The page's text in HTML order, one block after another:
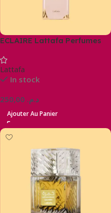
ECLAIRE Lattafa Perfumes
Lattafa
In stock
د.م.
Ajouter Au Panier